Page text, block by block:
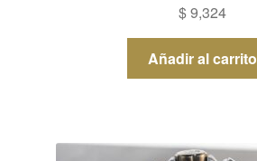
$9,324
Añadir al carrito